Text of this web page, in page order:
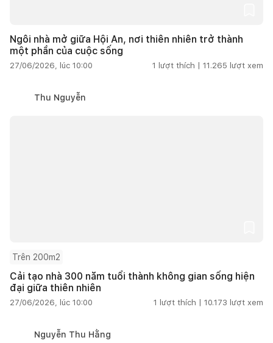
Ngôi nhà mở giữa Hội An, nơi thiên nhiên trở thành
một phần của cuộc sống
27/06/2026, lúc 10:00 1 lượt thích | 11.265 lượt xem
Thu Nguyễn
Trên 200m2
Cải tạo nhà 300 năm tuổi thành không gian sống hiện
đại giữa thiên nhiên
27/06/2026, lúc 10:00 1 lượt thích | 10.173 lượt xem
Nguyễn Thu Hằng